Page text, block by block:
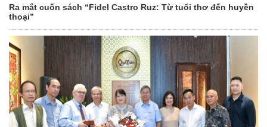
Ra mắt cuốn sách “Fidel Castro Ruz: Từ tuổi thơ đến huyền
thoại”